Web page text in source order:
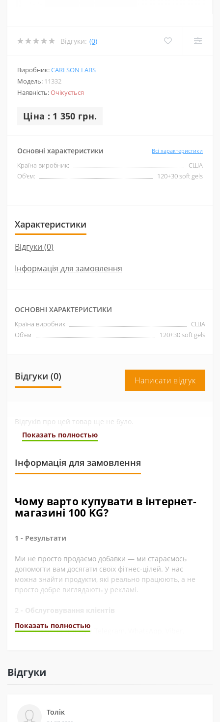
Відгуки: (0)
Виробник:CARLSON LABS
Модель: 11332
Наявність:Очікується
Ціна : 1 350 грн.
Основні характеристики Всі характеристики
Країна виробник:
США
Об'єм:
120+30 soft gels
Характеристики
Відгуки (0)
Інформація для замовлення
ОСНОВНІ ХАРАКТЕРИСТИКИ
Країна виробник
США
Об'єм
120+30 soft gels
Відгуки (0) Написати відгук
Відгуків про цей товар ще не було.
Показать полностью
Інформація для замовлення
Чому варто купувати в інтернет-
магазині 100 KG?
1 - Результати
Ми не просто продаємо добавки — ми стараємось
допомогти вам досягати своїх фітнес-цілей. У нас
можна знайти продукти, які реально працюють, а не
просто добре виглядають у рекламі.
2 - Обслуговування клієнтів
Ми завжди на зв’язку у Telegram, WhatsApp, Viber,
різних платформах. Це підтверджує, що нам можна
Показать полностью
Відгуки
Толік